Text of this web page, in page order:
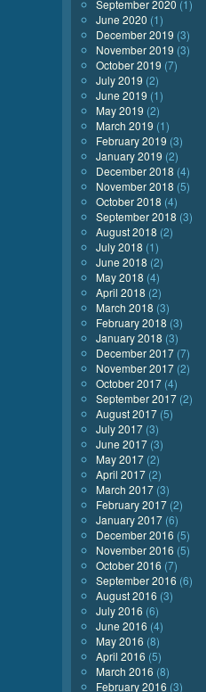
September 2020 (1)
June 2020 (1)
December 2019 (3)
November 2019 (3)
October 2019 (7)
July 2019 (2)
June 2019 (1)
May 2019 (2)
March 2019 (1)
February 2019 (3)
January 2019 (2)
December 2018 (4)
November 2018 (5)
October 2018 (4)
September 2018 (3)
August 2018 (2)
July 2018 (1)
June 2018 (2)
May 2018 (4)
April 2018 (2)
March 2018 (3)
February 2018 (3)
January 2018 (3)
December 2017 (7)
November 2017 (2)
October 2017 (4)
September 2017 (2)
August 2017 (5)
July 2017 (3)
June 2017 (3)
May 2017 (2)
April 2017 (2)
March 2017 (3)
February 2017 (2)
January 2017 (6)
December 2016 (5)
November 2016 (5)
October 2016 (7)
September 2016 (6)
August 2016 (3)
July 2016 (6)
June 2016 (4)
May 2016 (8)
April 2016 (5)
March 2016 (8)
February 2016 (3)